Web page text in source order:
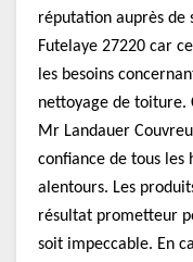
réputation auprès de
Futelaye 27220 car
les besoins
nettoyage de toiture.
Mr Landauer
confiance de tous les
alentours. Les
résultat prometteur
soit impeccable. En